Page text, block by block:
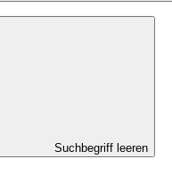
Suchbegriff leeren